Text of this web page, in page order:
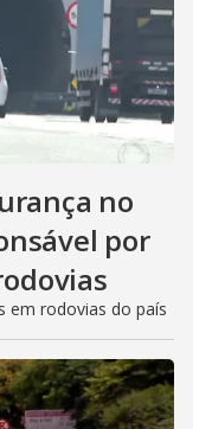
no
por
em rodovias do país